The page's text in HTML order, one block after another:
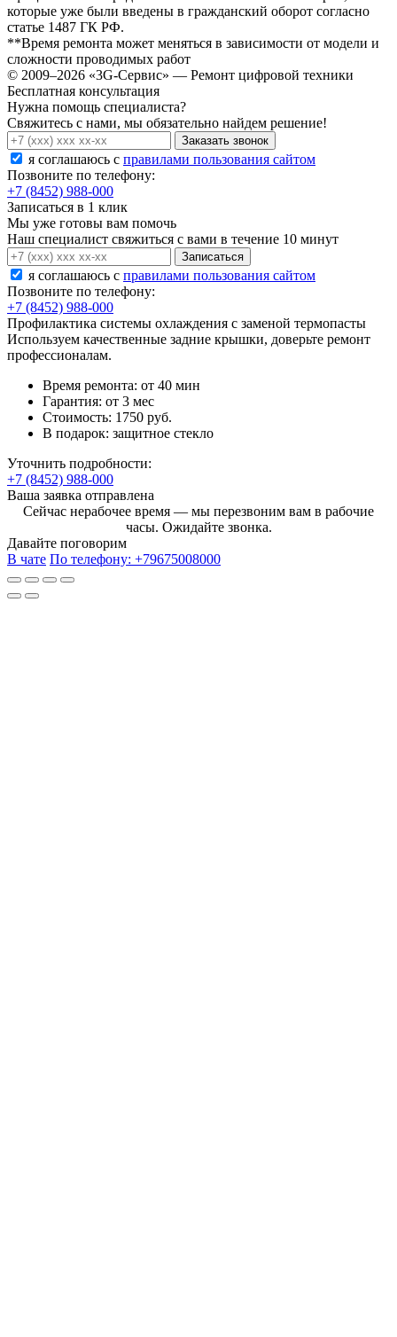
которые уже были введены в гражданский оборот согласно
статье 1487 ГК РФ.
**Время ремонта может меняться в зависимости от модели и
сложности проводимых работ
© 2009–2026 «3G-Сервис» — Ремонт цифровой техники
Бесплатная консультация
Нужна помощь специалиста?
Свяжитесь с нами, мы обязательно найдем решение!
Заказать звонок
я соглашаюсь c правилами пользования сайтом
Позвоните по телефону:
+7 (8452) 988-000
Записаться в 1 клик
Мы уже готовы вам помочь
Наш специалист свяжиться с вами в течение 10 минут
Записаться
я соглашаюсь c правилами пользования сайтом
Позвоните по телефону:
+7 (8452) 988-000
Профилактика системы охлаждения с заменой термопасты
Используем качественные задние крышки, доверьте ремонт
профессионалам.
Время ремонта: от 40 мин
Гарантия: от 3 мес
Стоимость: 1750 руб.
В подарок: защитное стекло
Уточнить подробности:
+7 (8452) 988-000
Ваша заявка отправлена
Сейчас нерабочее время — мы перезвоним вам в рабочие
часы. Ожидайте звонка.
Давайте поговорим
В чате По телефону: +79675008000